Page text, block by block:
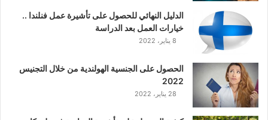
ر
ب
ي
ة
الدليل النهائي للحصول على تأشيرة عمل فنلندا ..
خيارات العمل بعد الدراسة
8 يناير، 2022
الحصول على الجنسية الهولندية من خلال التجنيس
2022
28 يناير، 2022